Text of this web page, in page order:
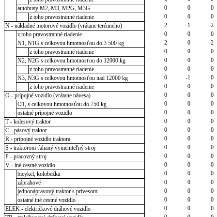
autobusy M2, M3, M2G, M3G
0 0 0
z toho pravostranné riadenie
0 0 0
N - nákladné motorové vozidlo (vrátane terénneho)
2 -1 2
z toho pravostranné riadenie
0 0 0
N1, N1G s celkovou hmotnosťou do 3 500 kg
2 0 2
z toho pravostranné riadenie
0 0 0
N2, N2G s celkovou hmotnosťou do 12000 kg
0 0 0
z toho pravostranné riadenie
0 0 0
N3, N3G s celkovou hmotnosťou nad 12000 kg
0 -1 0
z toho pravostranné riadenie
0 0 0
O - prípojné vozidlo (vrátane návesa)
0 0 0
O1, s celkovou hmotnosťou do 750 kg
0 0 0
ostatné prípojné vozidlo
0 0 0
T - kolesový traktor
0 0 0
C - pásový traktor
0 0 0
R - prípojné vozidlo traktora
0 0 0
S - traktorom ťahaný vymeniteľný stroj
0 0 0
P - pracovný stroj
0 0 0
V - iné cestné vozidlo
0 0 0
bicykel, kolobežka
0 0 0
záprahové
0 0 0
jednonápravový traktor s prívesom
0 0 0
ostatné iné cestné vozidlo
0 0 0
ELEK - električkové dráhové vozidlo
0 0 0